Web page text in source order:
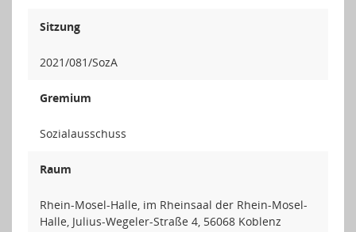
Sitzung
2021/081/SozA
Gremium
Sozialausschuss
Raum
Rhein-Mosel-Halle, im Rheinsaal der Rhein-Mosel-
Halle, Julius-Wegeler-Straße 4, 56068 Koblenz